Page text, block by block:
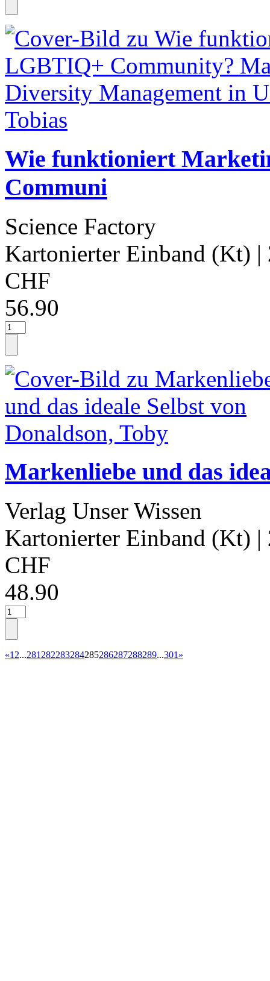
Wie funktioniert
Communi
Science Factory
Kartonierter Einband (Kt) |
CHF
56.90
Markenliebe und das
Verlag Unser Wissen
Kartonierter Einband (Kt) |
CHF
48.90
«1 2...281 282283284285286287288289...301 »